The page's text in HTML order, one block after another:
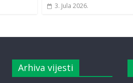
3. Jula 2026.
Arhiva vijesti